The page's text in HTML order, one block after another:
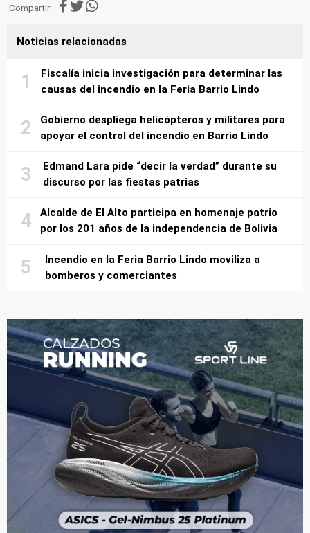
Compartir:
Noticias relacionadas
Fiscalía inicia investigación para determinar las
causas del incendio en la Feria Barrio Lindo
Gobierno despliega helicópteros y militares para
apoyar el control del incendio en Barrio Lindo
Edmand Lara pide “decir la verdad” durante su
discurso por las fiestas patrias
Alcalde de El Alto participa en homenaje patrio
por los 201 años de la independencia de Bolivia
Incendio en la Feria Barrio Lindo moviliza a
bomberos y comerciantes